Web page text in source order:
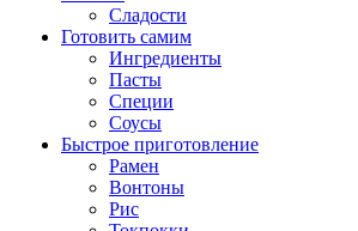
Сладости
Готовить самим
Ингредиенты
Пасты
Специи
Соусы
Быстрое приготовление
Рамен
Вонтоны
Рис